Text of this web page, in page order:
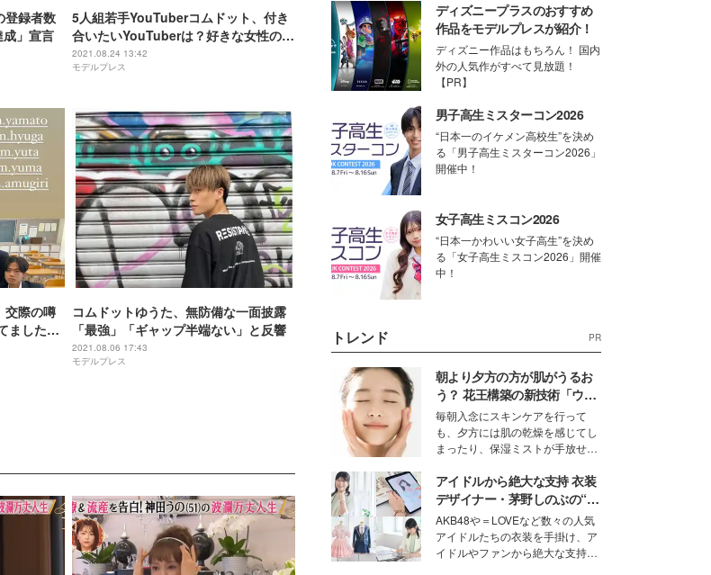
登録者数
」宣言
5人組若手YouTuberコムドット、付き
合いたいYouTuberは？好きな女性のタ
イプ告白
2021.08.24 13:42
モデルプレス
交際の噂
ました」
コムドットゆうた、無防備な一面披露
「最強」「ギャップ半端ない」と反響
2021.08.06 17:43
モデルプレス
ディズニープラスのおすすめ
作品をモデルプレスが紹介！
ディズニー作品はもちろん！ 国内
外の人気作がすべて見放題！
【PR】
男子高生ミスターコン2026
“日本一のイケメン高校生”を決め
る「男子高生ミスターコン2026」
開催中！
女子高生ミスコン2026
“日本一かわいい女子高生”を決め
る「女子高生ミスコン2026」開催
中！
トレンド PR
朝より夕方の方が肌がうるお
う？ 花王構築の新技術「ウォ
ーターキャプチャリングスキ
ン（捕水肌）」がスキンケア
の常識を変える予感
毎朝入念にスキンケアを行って
も、夕方には肌の乾燥を感じてし
まったり、保湿ミストが手放せな
な美容の常識を大きく変える可能
性を秘めた、革新的な「Water
Capturing Skin（ウォーターキャ
プチャリングスキン：捕水肌）」
技術を、花王が構築した。
アイドルから絶大な支持 衣装
デザイナー・茅野しのぶの“可
愛い”を作る美学＜「シチズン
クロスシー」インタビュー＞
AKB48や＝LOVEなど数々の人気
アイドルたちの衣装を手掛け、ア
イドルやファンから絶大な支持を